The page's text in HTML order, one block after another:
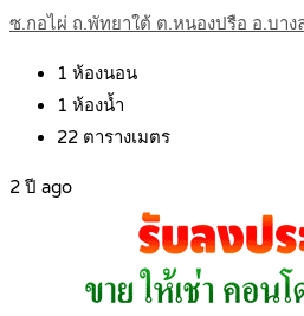
ซ.กอไผ่ ถ.พัทยาใต้ ต.หนองปรือ อ.บาง
1 ห้องนอน
1 ห้องน้ำ
22 ตารางเมตร
2 ปี ago